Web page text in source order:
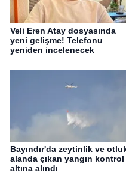
Veli Eren Atay dosyasında
yeni gelişme! Telefonu
yeniden incelenecek
Bayındır'da zeytinlik ve
alanda çıkan yangın kontrol
altına alındı